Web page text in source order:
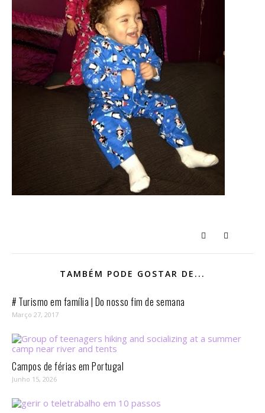
TAMBÉM PODE GOSTAR DE...
# Turismo em família | Do nosso fim de semana
Março 27, 2017
Campos de férias em Portugal
Junho 15, 2026